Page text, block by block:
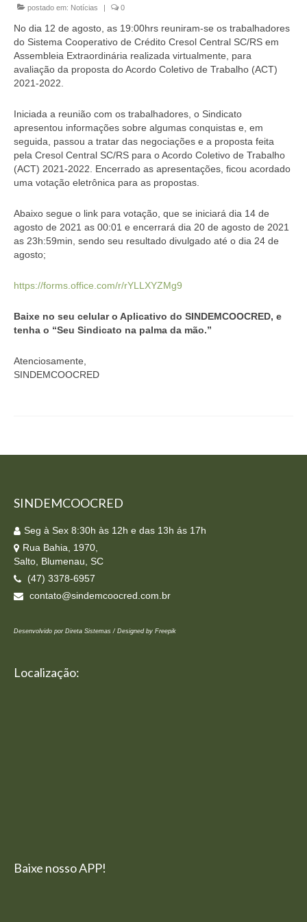
Homologação
Índices
Notícias
Baixar APP
postado em: Notícias | 0
No dia 12 de agosto, as 19:00hrs reuniram-se os trabalhadores
do Sistema Cooperativo de Crédito Cresol Central SC/RS em
Assembleia Extraordinária realizada virtualmente, para
avaliação da proposta do Acordo Coletivo de Trabalho (ACT)
2021-2022.
Iniciada a reunião com os trabalhadores, o Sindicato
apresentou informações sobre algumas conquistas e, em
seguida, passou a tratar das negociações e a proposta feita
pela Cresol Central SC/RS para o Acordo Coletivo de Trabalho
(ACT) 2021-2022. Encerrado as apresentações, ficou acordado
uma votação eletrônica para as propostas.
Abaixo segue o link para votação, que se iniciará dia 14 de
agosto de 2021 as 00:01 e encerrará dia 20 de agosto de 2021
as 23h:59min, sendo seu resultado divulgado até o dia 24 de
agosto;
https://forms.office.com/r/rYLLXYZMg9
Baixe no seu celular o Aplicativo do SINDEMCOOCRED, e
tenha o “Seu Sindicato na palma da mão.”
Atenciosamente,
SINDEMCOOCRED
SINDEMCOOCRED
Seg à Sex 8:30h às 12h e das 13h ás 17h
Rua Bahia, 1970,
Salto, Blumenau, SC
(47) 3378-6957
contato@sindemcoocred.com.br
Desenvolvido por Direta Sistemas / Designed by Freepik
Localização:
Baixe nosso APP!